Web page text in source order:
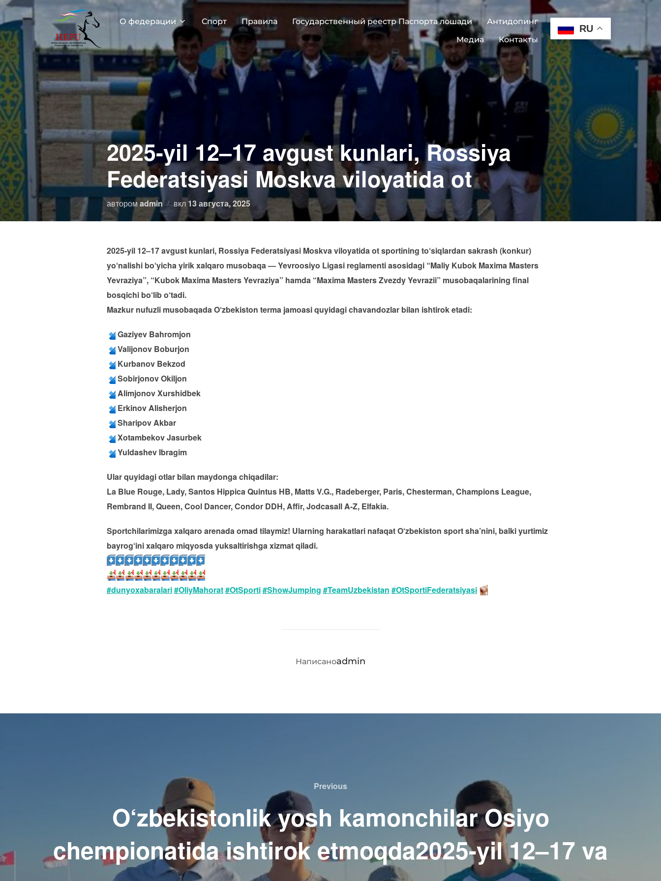
Перейти
содержимому
О федерации Спорт Правила Государственный реестр Паспорта лошади
Антидопинг
Медиа
Контакты
RU
2025-yil 12–17 avgust kunlari, Rossiya
Federatsiyasi Moskva viloyatida ot
автором admin вкл Опубликовано
13 августа, 2025
2025-yil 12–17 avgust kunlari, Rossiya Federatsiyasi Moskva viloyatida ot sportining to‘siqlardan sakrash (konkur)
yo‘nalishi bo‘yicha yirik xalqaro musobaqa — Yevroosiyo Ligasi reglamenti asosidagi “Maliy Kubok Maxima Masters
Yevraziya”, “Kubok Maxima Masters Yevraziya” hamda “Maxima Masters Zvezdy Yevrazii” musobaqalarining final
bosqichi bo‘lib o‘tadi.
Mazkur nufuzli musobaqada O‘zbekiston terma jamoasi quyidagi chavandozlar bilan ishtirok etadi:
Gaziyev Bahromjon
Valijonov Boburjon
Kurbanov Bekzod
Sobirjonov Okiljon
Alimjonov Xurshidbek
Erkinov Alisherjon
Sharipov Akbar
Xotambekov Jasurbek
Yuldashev Ibragim
Ular quyidagi otlar bilan maydonga chiqadilar:
La Blue Rouge, Lady, Santos Hippica Quintus HB, Matts V.G., Radeberger, Paris, Chesterman, Champions League,
Rembrand II, Queen, Cool Dancer, Condor DDH, Affir, Jodcasall A-Z, Elfakia.
Sportchilarimizga xalqaro arenada omad tilaymiz! Ularning harakatlari nafaqat O‘zbekiston sport sha’nini, balki yurtimiz
bayrog‘ini xalqaro miqyosda yuksaltirishga xizmat qiladi.
#dunyoxabaralari#OliyMahorat#OtSporti#ShowJumping #TeamUzbekistan #OtSportiFederatsiyasi
АВТОР ЗАПИСИ
Написаноadmin
Previous
Previous
O‘zbekistonlik yosh kamonchilar Osiyo
chempionatida ishtirok etmoqda2025-yil 12–17 va